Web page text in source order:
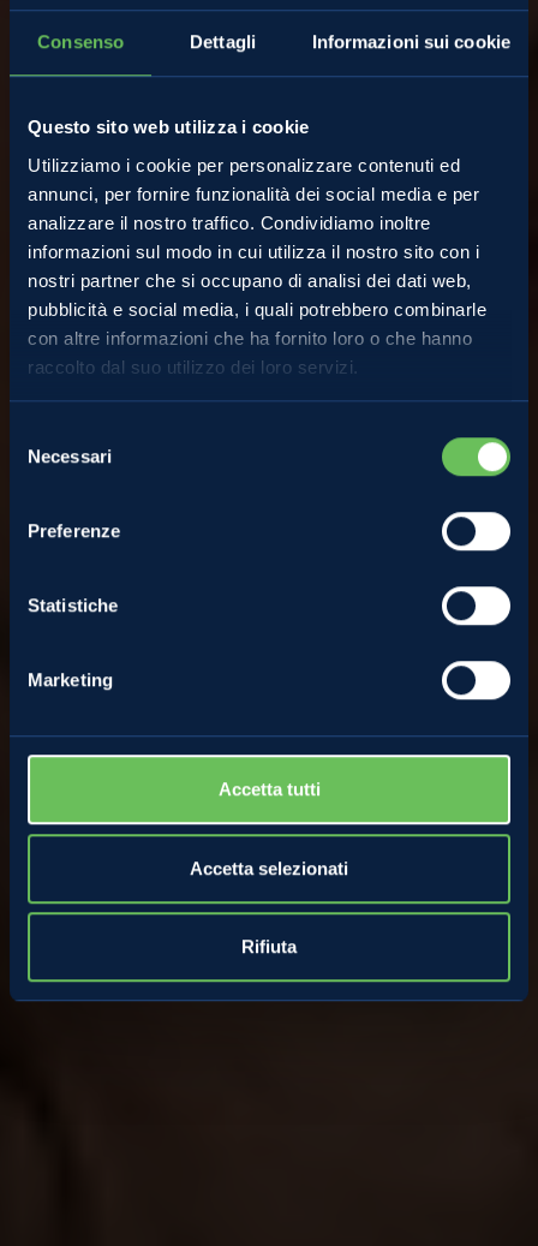
Consenso Dettagli Informazioni sui cookie
Questo sito web utilizza i cookie
Utilizziamo i cookie per personalizzare contenuti ed
annunci, per fornire funzionalità dei social media e per
analizzare il nostro traffico. Condividiamo inoltre
informazioni sul modo in cui utilizza il nostro sito con i
nostri partner che si occupano di analisi dei dati web,
pubblicità e social media, i quali potrebbero combinarle
con altre informazioni che ha fornito loro o che hanno
raccolto dal suo utilizzo dei loro servizi.
delNecessari
Preferenze
Statistiche
Marketing
Accetta tutti
Accetta selezionati
Rifiuta
Almanacco